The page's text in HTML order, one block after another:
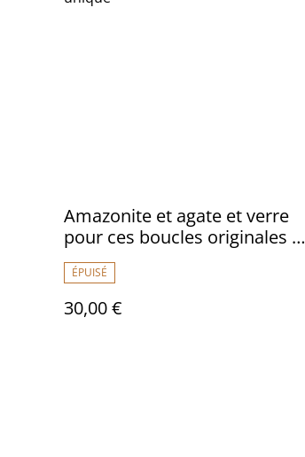
Amazonite et agate et verre
pour ces boucles originales en
acier inoxydable doré -sans
nickel pièce unique
ÉPUISÉ
30,00 €